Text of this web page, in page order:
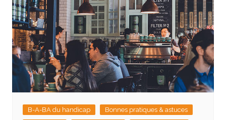
B-A-BA du handicap
Bonnes pratiques & astuces